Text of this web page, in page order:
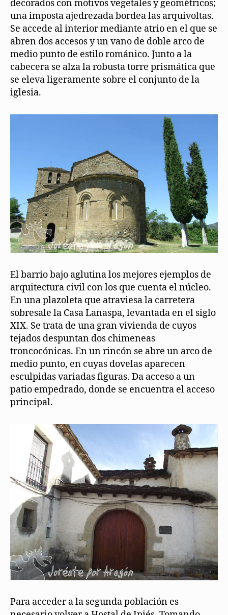
decorados con motivos vegetales y geométricos;
una imposta ajedrezada bordea las arquivoltas.
Se accede al interior mediante atrio en el que se
abren dos accesos y un vano de doble arco de
medio punto de estilo románico. Junto a la
cabecera se alza la robusta torre prismática que
se eleva ligeramente sobre el conjunto de la
iglesia.
El barrio bajo aglutina los mejores ejemplos de
arquitectura civil con los que cuenta el núcleo.
En una plazoleta que atraviesa la carretera
sobresale la Casa Lanaspa, levantada en el siglo
XIX. Se trata de una gran vivienda de cuyos
tejados despuntan dos chimeneas
troncocónicas. En un rincón se abre un arco de
medio punto, en cuyas dovelas aparecen
esculpidas variadas figuras. Da acceso a un
patio empedrado, donde se encuentra el acceso
principal.
Para acceder a la segunda población es